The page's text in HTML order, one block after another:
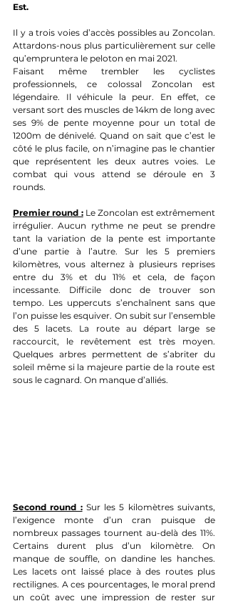
Est.
Il y a trois voies d’accès possibles au Zoncolan.
Attardons-nous plus particulièrement sur celle
qu’empruntera le peloton en mai 2021.
Faisant même trembler les cyclistes
professionnels, ce colossal Zoncolan est
légendaire. Il véhicule la peur. En effet, ce
versant sort des muscles de 14km de long avec
ses 9% de pente moyenne pour un total de
1200m de dénivelé. Quand on sait que c’est le
côté le plus facile, on n’imagine pas le chantier
que représentent les deux autres voies. Le
combat qui vous attend se déroule en 3
rounds.
Premier round : Le Zoncolan est extrêmement
irrégulier. Aucun rythme ne peut se prendre
tant la variation de la pente est importante
d’une partie à l’autre. Sur les 5 premiers
kilomètres, vous alternez à plusieurs reprises
entre du 3% et du 11% et cela, de façon
incessante. Difficile donc de trouver son
tempo. Les uppercuts s’enchaînent sans que
l’on puisse les esquiver. On subit sur l’ensemble
des 5 lacets. La route au départ large se
raccourcit, le revêtement est très moyen.
Quelques arbres permettent de s’abriter du
soleil même si la majeure partie de la route est
sous le cagnard. On manque d’alliés.
Second round : Sur les 5 kilomètres suivants,
l’exigence monte d’un cran puisque de
nombreux passages tournent au-delà des 11%.
Certains durent plus d’un kilomètre. On
manque de souffle, on dandine les hanches.
Les lacets ont laissé place à des routes plus
rectilignes. A ces pourcentages, le moral prend
un coût avec une impression de rester sur